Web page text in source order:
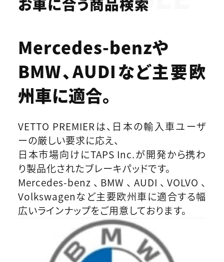
Mercedes-benzや
BMW、AUDIなど主要欧
州車に適合。
VETTO PREMIERは、日本の輸入車ユーザ
ーの厳しい要求に応え、
日本市場向けにTAPS Inc.が開発から携わ
り製品化されたブレーキパッドです。
Mercedes-benz、BMW、AUDI、VOLVO、
Volkswagenなど主要欧州車に適合する幅
広いラインナップをご用意しております。